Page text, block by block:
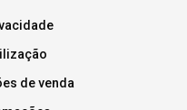
de venda